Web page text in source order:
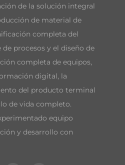
de la solución integral
de material de
completa del
procesos y el diseño de
completa de equipos,
digital, la
del producto terminal
de vida completo.
equipo
y desarrollo con